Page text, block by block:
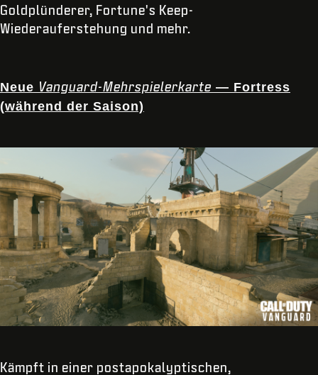
Goldplünderer, Fortune's Keep-
Wiederauferstehung und mehr.
Neue Vanguard-Mehrspielerkarte — Fortress
(während der Saison)
Kämpft in einer postapokalyptischen,